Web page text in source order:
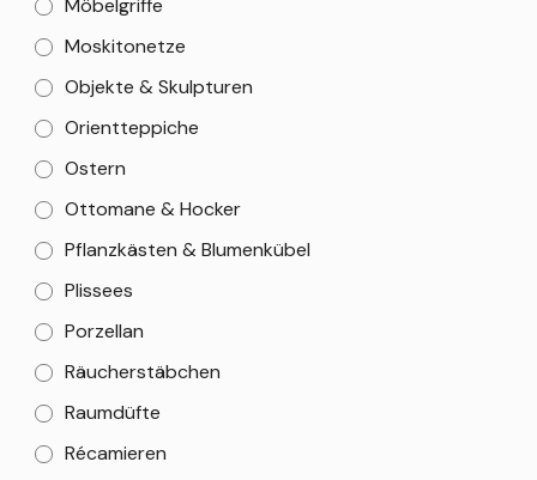
Möbelgriffe
Moskitonetze
Objekte & Skulpturen
Orientteppiche
Ostern
Ottomane & Hocker
Pflanzkästen & Blumenkübel
Plissees
Porzellan
Räucherstäbchen
Raumdüfte
Récamieren